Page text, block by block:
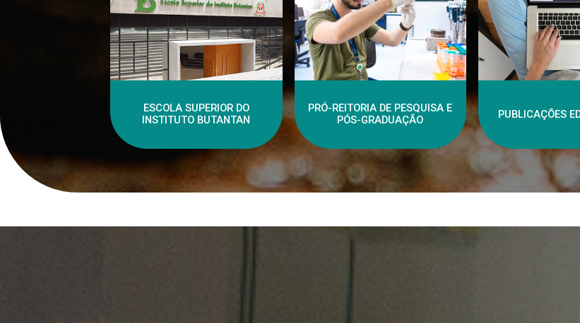
ESCOLA SUPERIOR DO
INSTITUTO BUTANTAN
PRÓ-REITORIA DE PESQUISA E
PÓS-GRADUAÇÃO
PUBLICAÇÕES